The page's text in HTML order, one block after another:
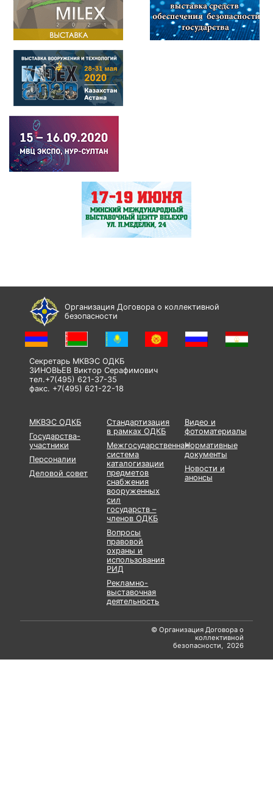
Организация Договора о коллективной
безопасности
Секретарь МКВЭС ОДКБ
ЗИНОВЬЕВ Виктор Серафимович
тел.+7(495) 621-37-35
факс. +7(495) 621-22-18
МКВЭС ОДКБ
Государства-
участники
Персоналии
Деловой совет
Стандартизация
в рамках ОДКБ
Межгосударственная
система
каталогизации
предметов
снабжения
вооруженных
сил
государств –
членов ОДКБ
Вопросы
правовой
охраны и
использования
РИД
Рекламно-
выставочная
деятельность
Видео и
фотоматериалы
Нормативные
документы
Новости и
анонсы
© Организация Договора о
коллективной
безопасности, 2026